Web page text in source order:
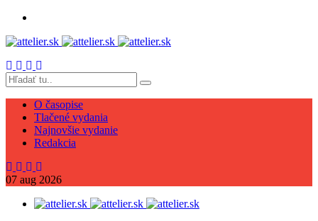
O časopise
Tlačené vydania
Najnovšie vydanie
Redakcia
07 aug 2026